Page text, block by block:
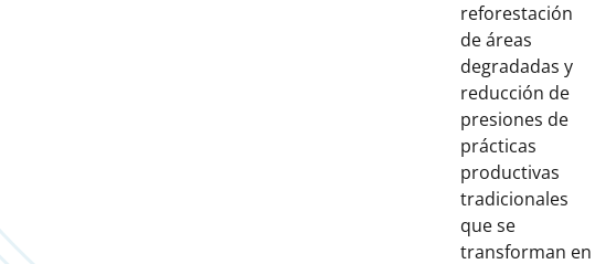
reforestación
de áreas
degradadas y
reducción de
presiones de
prácticas
productivas
tradicionales
que se
transforman en